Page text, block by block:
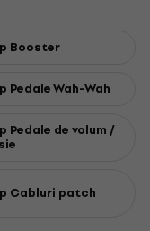
Booster
Pedale Wah-Wah
Pedale de volum /
Cabluri patch